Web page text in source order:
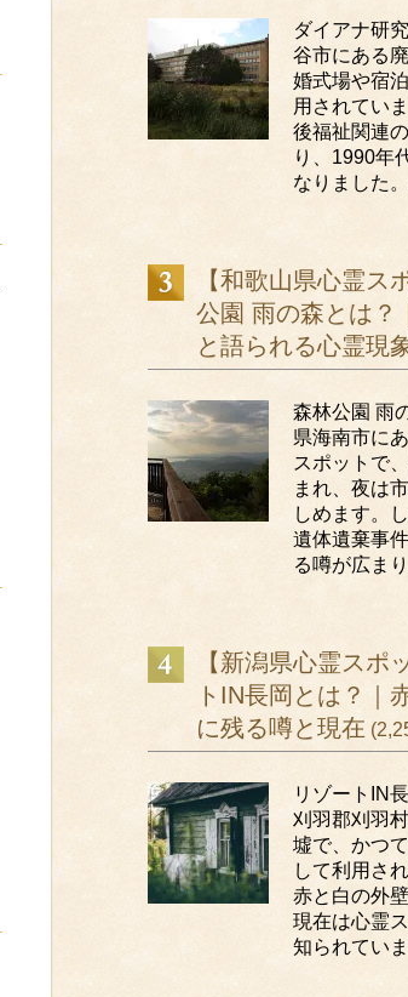
ダイアナ研
谷市にある
婚式場や宿
用されてい
後福祉関連
り、1990年
なりました
【和歌山県心霊ス
公園 雨の森とは？
と語られる心霊現
森林公園 雨
県海南市に
スポットで
まれ、夜は
しめます。
遺体遺棄事
る噂が広ま
【新潟県心霊スポ
トIN長岡とは？｜
に残る噂と現在
リゾートIN
刈羽郡刈羽
墟で、かつ
して利用さ
赤と白の外
現在は心霊
知られてい